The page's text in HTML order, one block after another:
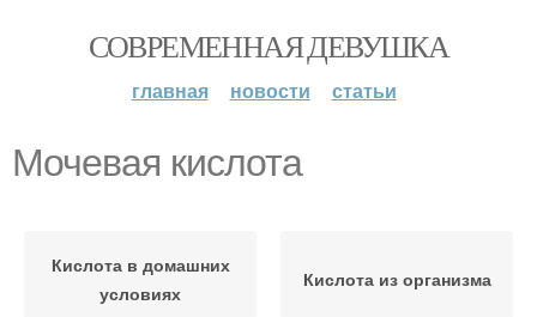
СОВРЕМЕННАЯ ДЕВУШКА
главная новости статьи
Мочевая кислота
Кислота в домашних
условиях
Кислота из организма